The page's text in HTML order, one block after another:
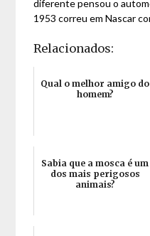
diferente pensou o
1953 correu em Nascar
Relacionados:
Qual o melhor amigo do
homem?
Sabia que a mosca é um
dos mais perigosos
animais?